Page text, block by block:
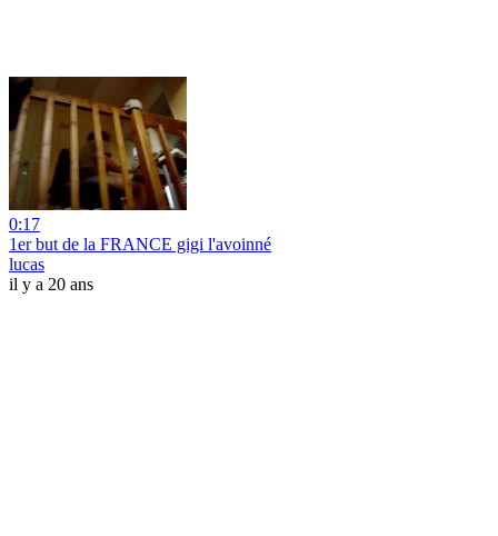
0:17
1er but de la FRANCE gigi l'avoinné
lucas
il y a 20 ans